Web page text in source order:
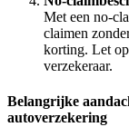
Met een no-
claimen
korting. Let
verzekeraar.
Belangrijke
autoverzekering